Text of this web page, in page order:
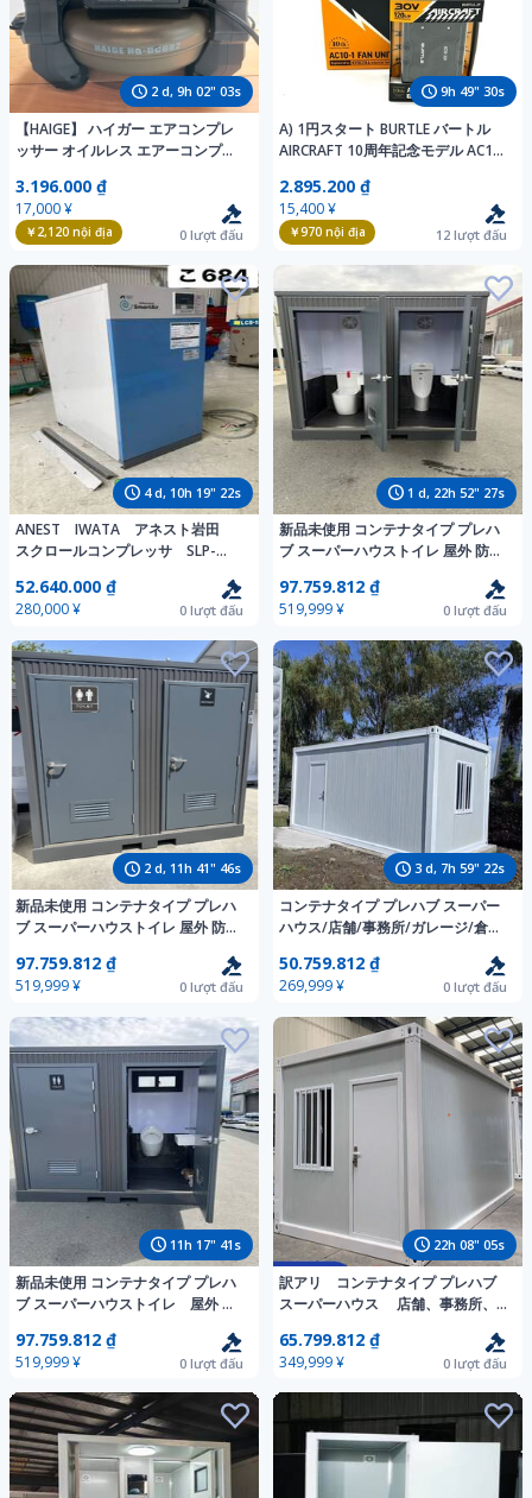
2 d, 9h 02" 01s
【HAIGE】 ハイガー エアコンプレ
ッサー オイルレス エアーコンプレ
各ツール付き
3.196.000 ₫
17,000 ¥
￥2,120nội địa 0 lượt đấu
9h 49" 28s
A) 1円スタート BURTLE バートル
AIRCRAFT 10周年記念モデル AC10
ファンユニット セット 未使用保管
品
2.895.200 ₫
15,400 ¥
￥970nội địa 12 lượt đấu
4d, 10h 19" 20s
ANEST IWATA アネスト岩田
スクロールコンプレッサ SLP-
き compressor ☆動画あり
(こ684)
52.640.000 ₫
280,000 ¥ 0 lượt đấu
1 d, 22h 52" 25s
新品未使用 コンテナタイプ プレハ
ブ スーパーハウストイレ 屋外 防水
トバス 男女別可 シャワー
97.759.812 ₫
519,999 ¥ 0 lượt đấu
2 d, 11h 41" 44s
新品未使用 コンテナタイプ プレハ
ブ スーパーハウストイレ 屋外 防水
バス 片側洋式/片側シャワー
97.759.812 ₫
519,999 ¥ 0 lượt đấu
3 d, 7h 59" 20s
コンテナタイプ プレハブ スーパー
ハウス/店舗/事務所/ガレージ/倉
窓2点、ドア1点 断熱材ロックウ
ール板
50.759.812 ₫
269,999 ¥ 0 lượt đấu
11h 17" 39 s
新品未使用 コンテナタイプ プレハ
ブ スーパーハウストイレ 屋外 防
ユニットバス 簡易トイレ男女別可
97.759.812 ₫
519,999 ¥ 0 lượt đấu
22h 08" 03s
訳アリ コンテナタイプ プレハブ
スーパーハウス 店舗、事務所、
3m×6m×2.8m 窓2点、ドア1点
在庫品
65.799.812 ₫
349,999 ¥ 0 lượt đấu